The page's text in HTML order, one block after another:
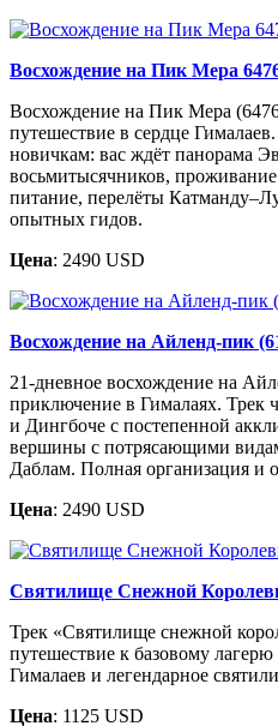
Восхождение на Пик Мера
Восхождение на Пик Мера
путешествие в сердце
новичкам: вас ждёт панорама
восьмитысячников,
питание, перелёты
опытных гидов.
Цена: 2490 USD
Восхождение на Айленд-пик
21-дневное восхождение на
приключение в Гималаях. Трек
и Дингбоче с постепенной
вершины с потрясающими
Даблам. Полная организация и
Цена: 2490 USD
Святилище Снежной
Трек «Святилище снежной
путешествие к базовому
Гималаев и легендарное
Цена: 1125 USD